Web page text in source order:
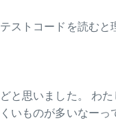
ストコードを読むと
と思いました。 わ
いものが多いなー